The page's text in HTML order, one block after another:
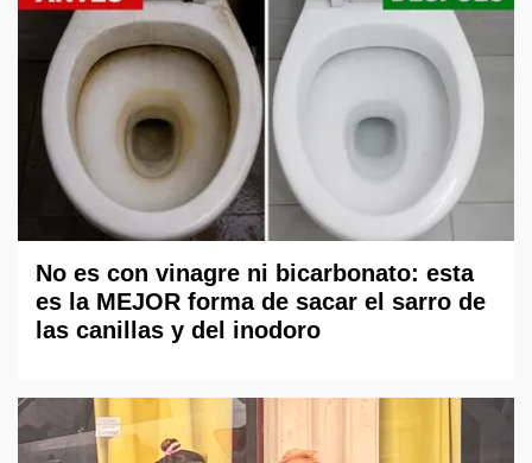
No es con vinagre ni bicarbonato: esta
es la MEJOR forma de sacar el sarro de
las canillas y del inodoro